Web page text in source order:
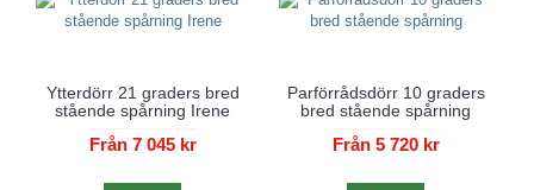
Ytterdörr 21 graders bred
stående spårning Irene
Från 7 045 kr
Parförrådsdörr 10 graders
bred stående spårning
Från 5 720 kr